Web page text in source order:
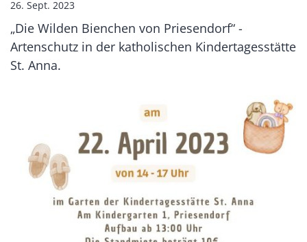
26. Sept. 2023
„Die Wilden Bienchen von Priesendorf“ -
Artenschutz in der katholischen Kindertagesstätte
St. Anna.